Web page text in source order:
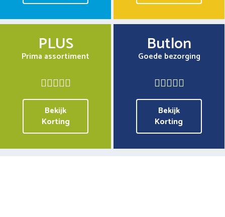
PLUS
Prima assortiment
Bekijk
Korting
Butlon
Goede bezorging
Bekijk
Korting